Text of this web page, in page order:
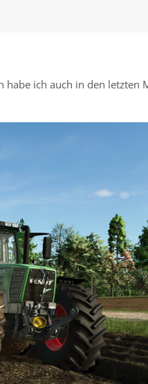
ich auch in den letzten